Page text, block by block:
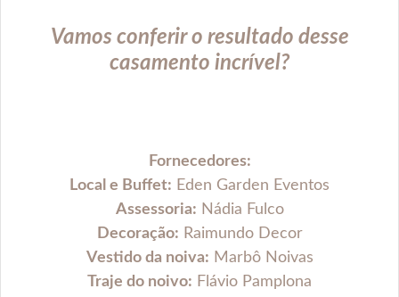
Vamos conferir o resultado desse
casamento incrível?
Fornecedores:
Local e Buffet: Eden Garden Eventos
Assessoria: Nádia Fulco
Decoração: Raimundo Decor
Vestido da noiva: Marbô Noivas
Traje do noivo: Flávio Pamplona